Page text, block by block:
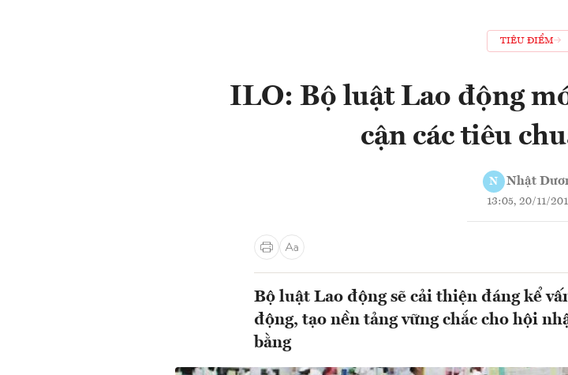
TIÊU ĐIỂM
ILO: Bộ luật Lao động
cận các tiêu
N Nhật
13:05, 20/11/
Bộ luật Lao động sẽ cải thiện đáng kể
động, tạo nền tảng vững chắc cho hội
bằng